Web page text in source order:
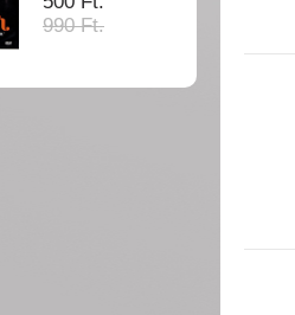
990 Ft.